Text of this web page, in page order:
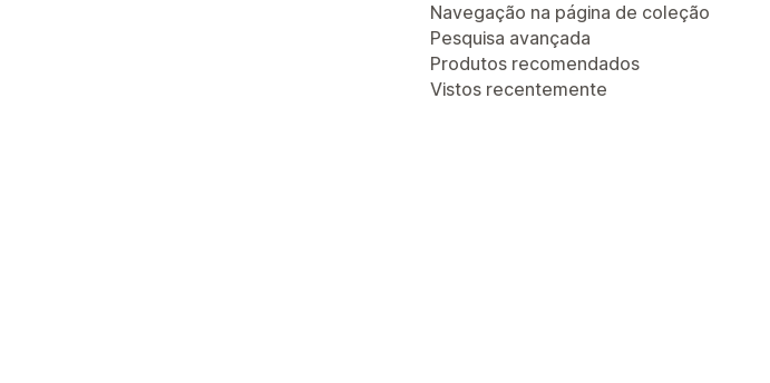
Navegação na página de coleção
Pesquisa avançada
Produtos recomendados
Vistos recentemente